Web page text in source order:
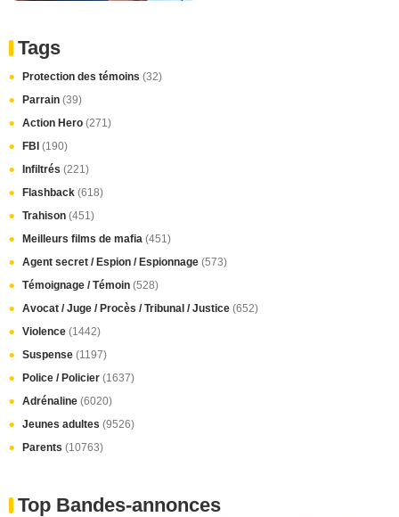
Tags
Protection des témoins (32)
Parrain (39)
Action Hero (271)
FBI (190)
Infiltrés (221)
Flashback (618)
Trahison (451)
Meilleurs films de mafia (451)
Agent secret / Espion / Espionnage (573)
Témoignage / Témoin (528)
Avocat / Juge / Procès / Tribunal / Justice (652)
Violence (1442)
Suspense (1197)
Police / Policier (1637)
Adrénaline (6020)
Jeunes adultes (9526)
Parents (10763)
Top Bandes-annonces